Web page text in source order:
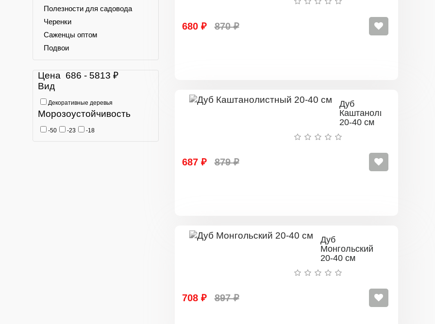
Полезности для садовода
Черенки
Саженцы оптом
Подвои
Цена 686 - 5813 ₽
Вид
Декоративные деревья
Морозоустойчивость
-50 -23 -18
680 ₽ 870 ₽
Дуб
Каштанолистный
20-40 см
687 ₽ 879 ₽
Дуб
Монгольский
20-40 см
708 ₽ 897 ₽